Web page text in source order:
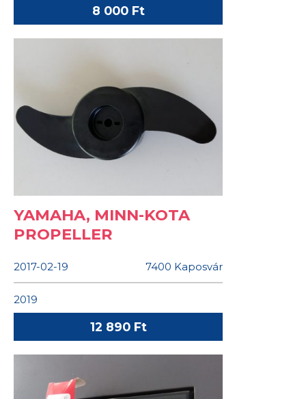
8 000 Ft
YAMAHA, MINN-KOTA
PROPELLER
2017-02-19 7400 Kaposvár
2019
12 890 Ft